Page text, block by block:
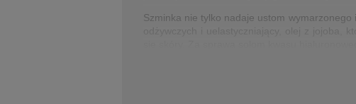
Szminka nie tylko nadaje ustom wymarzonego